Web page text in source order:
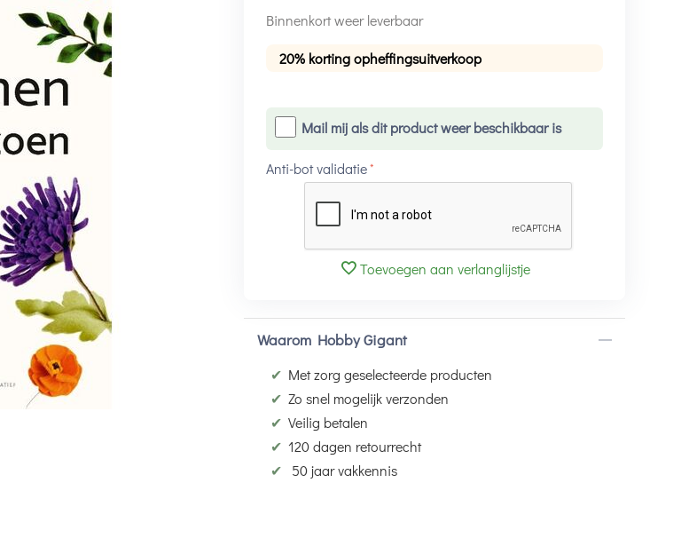
Binnenkort weer leverbaar
20% korting opheffingsuitverkoop
Mail mij als dit product weer beschikbaar is
Anti-bot validatie
Toevoegen aan verlanglijstje
Waarom Hobby Gigant
✔ Met zorg geselecteerde producten
✔ Zo snel mogelijk verzonden
✔ Veilig betalen
✔ 120 dagen retourrecht
✔
50 jaar vakkennis